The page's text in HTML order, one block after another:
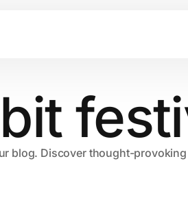
blog. Discover thought-